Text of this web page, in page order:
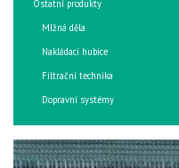
Ostatní produkty
Mlžná děla
Nakládací hubice
Filtrační technika
Dopravní systémy